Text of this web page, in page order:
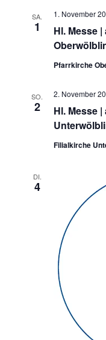
SA.
1
Hl. Messe
1. November
Pfarrkirche
SO.
2
Hl. Messe
2. November
Filialkirche
DI.
4